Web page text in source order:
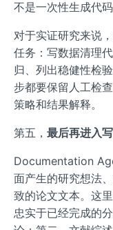
不是一次性生成代码
对于实证研究来说
任务：写数据清理
归、列出稳健性检
步都要保留人工检
策略和结果解释。
第五， 最后再进入
Documentation
面产生的研究想法
致的论文文本。这
忠实于已经完成的